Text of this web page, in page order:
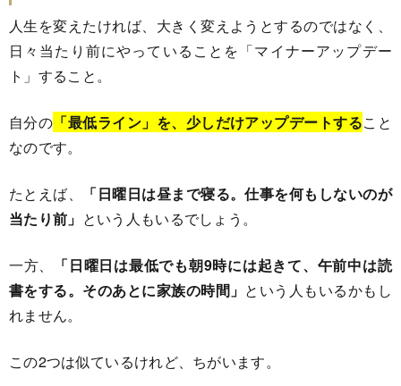
人生を変えたければ、大きく変えようとするのではなく、
日々当たり前にやっていることを「マイナーアップデー
ト」すること。
自分の 「最低ライン」を、少しだけアップデートすること
なのです。
たとえば、
「日曜日は昼まで寝る。仕事を何もしないのが
当たり前」 という人もいるでしょう。
一方、
「日曜日は最低でも朝9時には起きて、午前中は読
書をする。そのあとに家族の時間」 という人もいるかもし
れません。
この2つは似ているけれど、ちがいます。